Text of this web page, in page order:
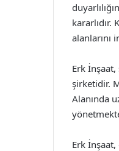
alanlarını
Erk
şirketidir.
Alanında
Erk